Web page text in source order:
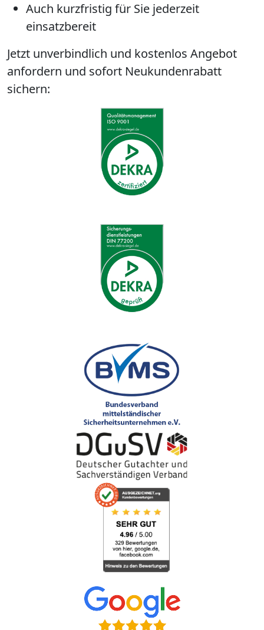
Auch kurzfristig für Sie jederzeit
einsatzbereit
Jetzt unverbindlich und kostenlos Angebot
anfordern und sofort Neukundenrabatt
sichern: